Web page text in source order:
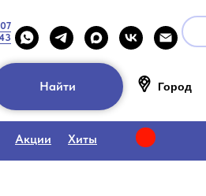
Найти Город
Акции Хиты